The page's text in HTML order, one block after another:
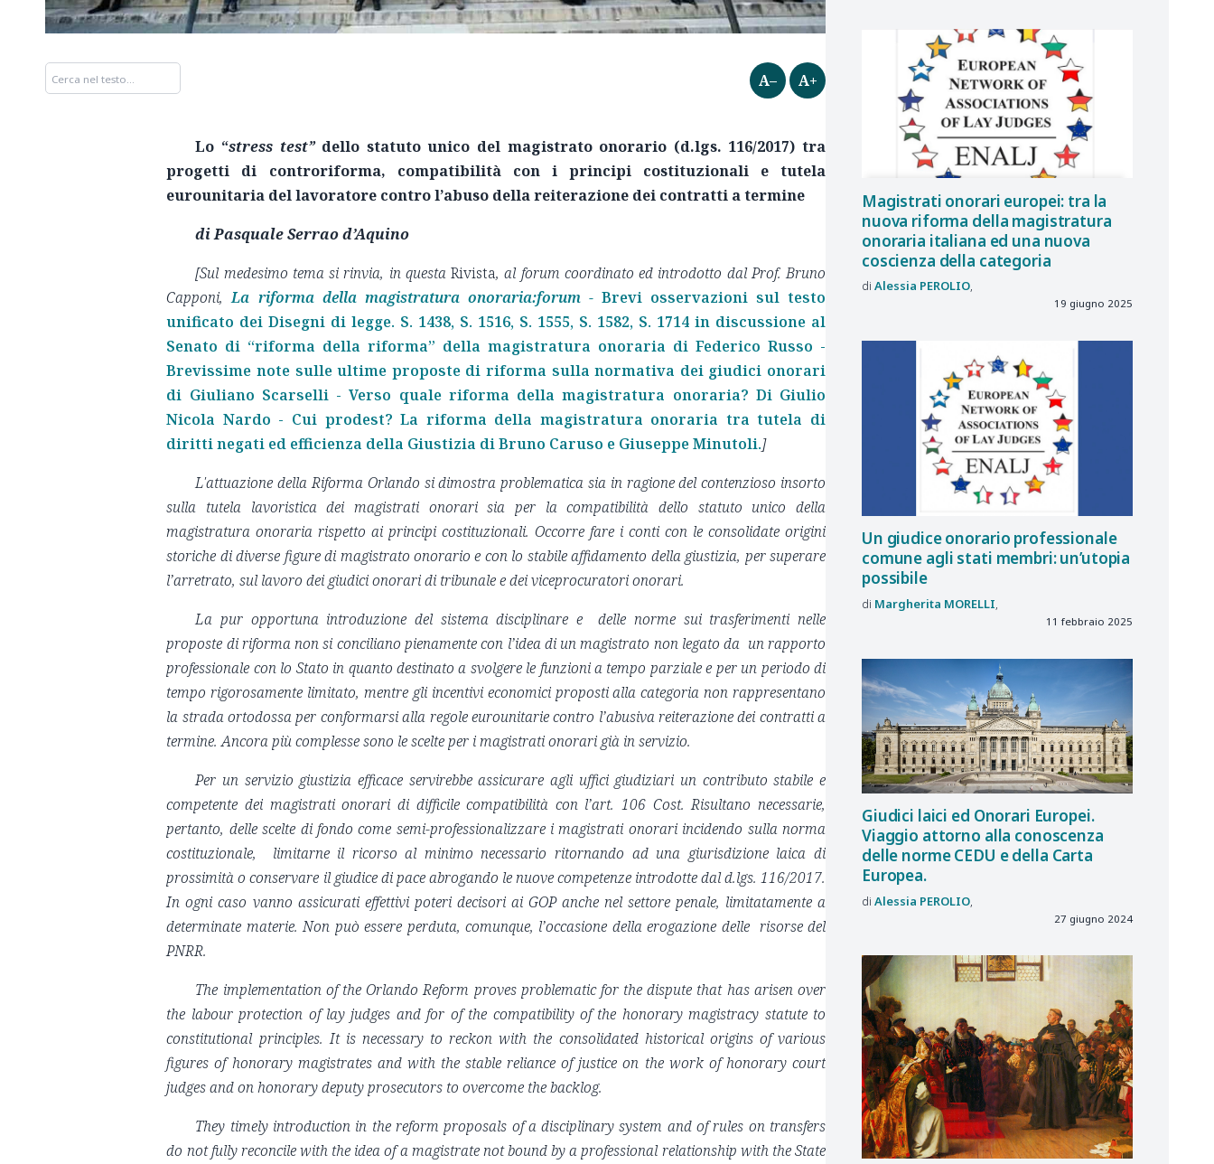
A– A+
Lo “stress test”dello statuto unico del magistrato onorario (d.lgs. 116/2017) tra
progetti di controriforma, compatibilità con i principi costituzionali e tutela
eurounitaria del lavoratore contro l’abuso della reiterazione dei contratti a termine
diPasquale Serrao d’Aquino
[Sul medesimo tema si rinvia, in questaRivista, al forum coordinato ed introdotto dal Prof. Bruno
Capponi,La riforma della magistratura onoraria:forum - Brevi osservazioni sul testo
unificato dei Disegni di legge. S. 1438, S. 1516, S. 1555, S. 1582, S. 1714 in discussione al
Senato di “riforma della riforma” della magistratura onoraria di Federico Russo -
Brevissime note sulle ultime proposte di riforma sulla normativa dei giudici onorari
di Giuliano Scarselli - Verso quale riforma della magistratura onoraria? Di Giulio
Nicola Nardo - Cui prodest? La riforma della magistratura onoraria tra tutela di
diritti negati ed efficienza della Giustizia di Bruno Caruso e Giuseppe Minutoli.]
L'attuazione della Riforma Orlando si dimostra problematica sia in ragione del contenzioso insorto
sulla tutela lavoristica dei magistrati onorari sia per la compatibilità dello statuto unico della
magistratura onoraria rispetto ai principi costituzionali. Occorre fare i conti con le consolidate origini
storiche di diverse figure di magistrato onorario e con lo stabile affidamento della giustizia, per superare
l’arretrato, sul lavoro dei giudici onorari di tribunale e dei viceprocuratori onorari.
La pur opportuna introduzione del sistema disciplinare e delle norme sui trasferimenti nelle
proposte di riforma non si conciliano pienamente con l’idea di un magistrato non legato da un rapporto
professionale con lo Stato in quanto destinato a svolgere le funzioni a tempo parziale e per un periodo di
tempo rigorosamente limitato, mentre gli incentivi economici proposti alla categoria non rappresentano
la strada ortodossa per conformarsi alla regole eurounitarie contro l’abusiva reiterazione dei contratti a
termine. Ancora più complesse sono le scelte per i magistrati onorari già in servizio.
Per un servizio giustizia efficace servirebbe assicurare agli uffici giudiziari un contributo stabile e
competente dei magistrati onorari di difficile compatibilità con l’art. 106 Cost. Risultano necessarie,
pertanto, delle scelte di fondo come semi-professionalizzare i magistrati onorari incidendo sulla norma
costituzionale, limitarne il ricorso al minimo necessario ritornando ad una giurisdizione laica di
prossimità o conservare il giudice di pace abrogando le nuove competenze introdotte dal d.lgs. 116/2017.
In ogni caso vanno assicurati effettivi poteri decisori ai GOP anche nel settore penale, limitatamente a
determinate materie. Non può essere perduta, comunque, l’occasione della erogazione delle risorse del
PNRR.
The implementation of the Orlando Reform proves problematic for the dispute that has arisen over
the labour protection of lay judges and for of the compatibility of the honorary magistracy statute to
constitutional principles. It is necessary to reckon with the consolidated historical origins of various
figures of honorary magistrates and with the stable reliance of justice on the work of honorary court
judges and on honorary deputy prosecutors to overcome the backlog.
They timely introduction in the reform proposals of a disciplinary system and of rules on transfers
do not fully reconcile with the idea of a magistrate not bound by a professional relationship with the State
Magistrati onorari europei: tra la
nuova riforma della magistratura
onoraria italiana ed una nuova
coscienza della categoria
Alessia PEROLIO
19 giugno 2025
Un giudice onorario professionale
comune agli stati membri: un’utopia
possibile
Margherita MORELLI
11 febbraio 2025
Giudici laici ed Onorari Europei.
Viaggio attorno alla conoscenza
delle norme CEDU e della Carta
Europea.
Alessia PEROLIO
27 giugno 2024